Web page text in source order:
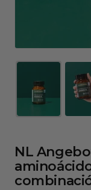
NL